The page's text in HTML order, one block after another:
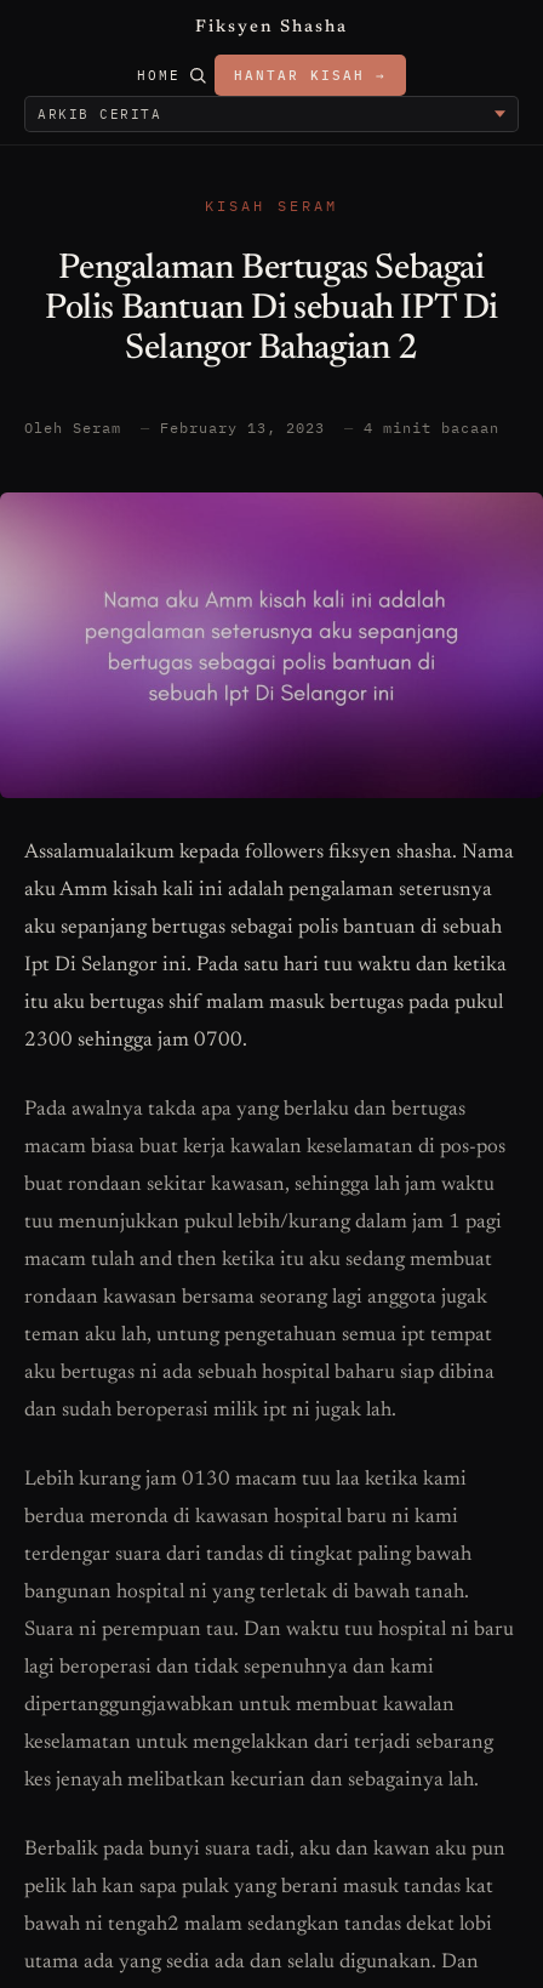
Fiksyen Shasha
HOME HANTAR KISAH →
KISAH SERAM
Pengalaman Bertugas Sebagai
Polis Bantuan Di sebuah IPT Di
Selangor Bahagian 2
Oleh Seram — February 13, 2023 — 4 minit bacaan
Assalamualaikum kepada followers fiksyen shasha. Nama
aku Amm kisah kali ini adalah pengalaman seterusnya
aku sepanjang bertugas sebagai polis bantuan di sebuah
Ipt Di Selangor ini. Pada satu hari tuu waktu dan ketika
itu aku bertugas shif malam masuk bertugas pada pukul
2300 sehingga jam 0700.
Pada awalnya takda apa yang berlaku dan bertugas
macam biasa buat kerja kawalan keselamatan di pos-pos
buat rondaan sekitar kawasan, sehingga lah jam waktu
tuu menunjukkan pukul lebih/kurang dalam jam 1 pagi
macam tulah and then ketika itu aku sedang membuat
rondaan kawasan bersama seorang lagi anggota jugak
teman aku lah, untung pengetahuan semua ipt tempat
aku bertugas ni ada sebuah hospital baharu siap dibina
dan sudah beroperasi milik ipt ni jugak lah.
Lebih kurang jam 0130 macam tuu laa ketika kami
berdua meronda di kawasan hospital baru ni kami
terdengar suara dari tandas di tingkat paling bawah
bangunan hospital ni yang terletak di bawah tanah.
Suara ni perempuan tau. Dan waktu tuu hospital ni baru
lagi beroperasi dan tidak sepenuhnya dan kami
dipertanggungjawabkan untuk membuat kawalan
keselamatan untuk mengelakkan dari terjadi sebarang
kes jenayah melibatkan kecurian dan sebagainya lah.
Berbalik pada bunyi suara tadi, aku dan kawan aku pun
pelik lah kan sapa pulak yang berani masuk tandas kat
bawah ni tengah2 malam sedangkan tandas dekat lobi
utama ada yang sedia ada dan selalu digunakan. Dan